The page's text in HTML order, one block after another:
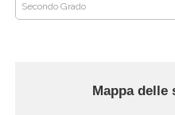
Secondo Grado
Mappa delle